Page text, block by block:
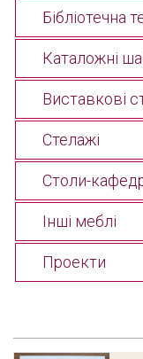
Бібліотечна
Каталожні
Виставкові
Стелажі
Столи-
Інші меблі
Проекти